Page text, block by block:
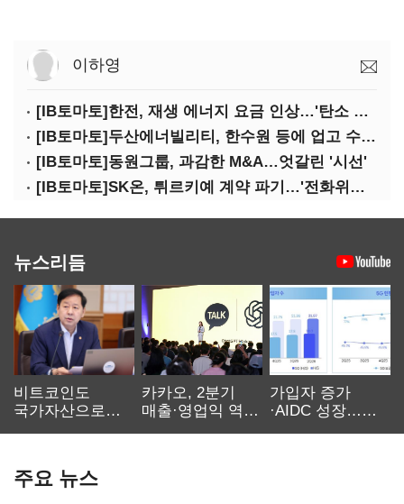
이하영
[IB토마토]한전, 재생 에너지 요금 인상…'탄소 중립' 역행 우려 확산
[IB토마토]두산에너빌리티, 한수원 등에 업고 수주 풍년 예고
[IB토마토]동원그룹, 과감한 M&A…엇갈린 '시선'
[IB토마토]SK온, 튀르키예 계약 파기…'전화위복' 기회 되나
뉴스리듬
비트코인도
국가자산으로…'
카카오, 2분기
매출·영업익 역대
가입자 증가
·AIDC 성장…
주요 뉴스